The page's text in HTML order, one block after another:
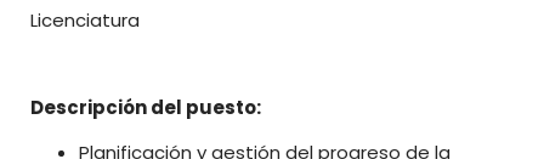
Licenciatura
Descripción del puesto:
Planificación y gestión del progreso de la